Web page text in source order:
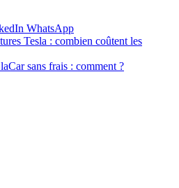
WhatsApp
Tesla : combien coûtent les
sans frais : comment ?